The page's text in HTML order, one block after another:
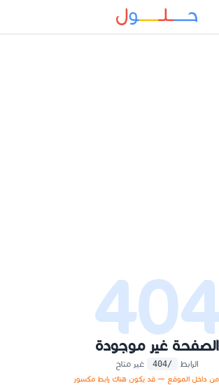
الصفحة غير موجودة
الرابط /404 غير متاح
داخل الموقع — قد يكون هناك رابط مكسور